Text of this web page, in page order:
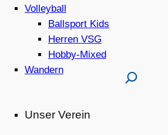
Volleyball
Ballsport Kids
Herren VSG
Hobby-Mixed
Wandern
Unser Verein